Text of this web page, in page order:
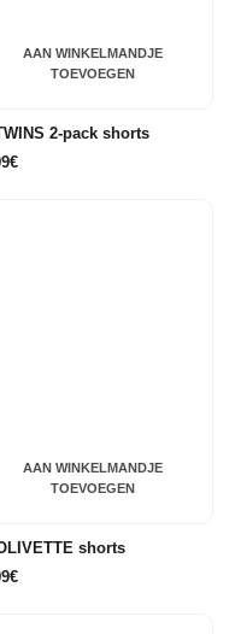
AAN WINKELMANDJE
TOEVOEGEN
2-pack shorts
AAN WINKELMANDJE
TOEVOEGEN
shorts